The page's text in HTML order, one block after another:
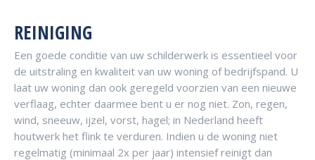
REINIGING
Een goede conditie van uw schilderwerk is essentieel voor
de uitstraling en kwaliteit van uw woning of bedrijfspand. U
laat uw woning dan ook geregeld voorzien van een nieuwe
verflaag, echter daarmee bent u er nog niet. Zon, regen,
wind, sneeuw, ijzel, vorst, hagel; in Nederland heeft
houtwerk het flink te verduren. Indien u de woning niet
regelmatig (minimaal 2x per jaar) intensief reinigt dan